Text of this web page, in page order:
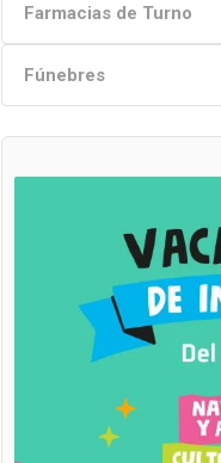
Farmacias de Turno
Fúnebres